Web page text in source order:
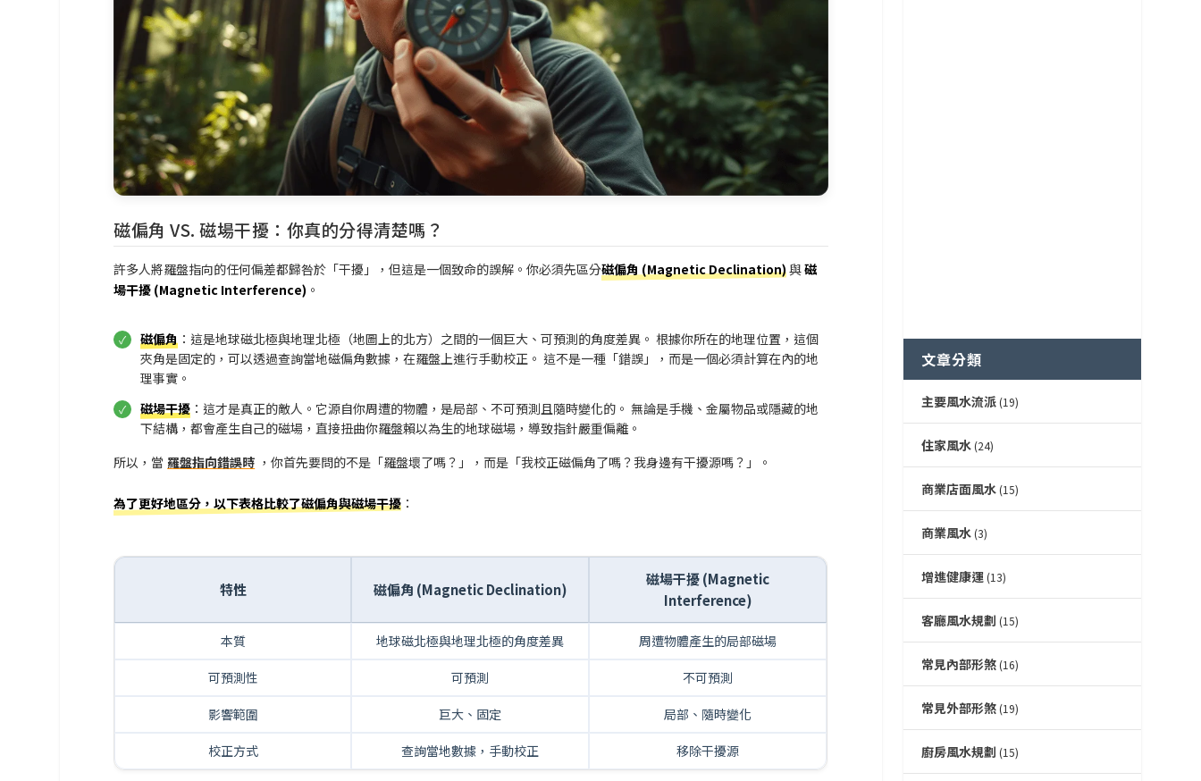
磁偏角 VS. 磁場干擾：你真的分得清楚嗎？
許多人將羅盤指向的任何偏差都歸咎於「干擾」，但這是一個致命的誤解。你必須先區分磁偏角 (Magnetic Declination)與磁
場干擾 (Magnetic Interference) 。
磁偏角 ：這是地球磁北極與地理北極（地圖上的北方）之間的一個巨大、可預測的角度差異。 根據你所在的地理位置，這個
夾角是固定的，可以透過查詢當地磁偏角數據，在羅盤上進行手動校正。 這不是一種「錯誤」，而是一個必須計算在內的地
理事實。
磁場干擾 ：這才是真正的敵人。它源自你周遭的物體，是局部、不可預測且隨時變化的。 無論是手機、金屬物品或隱藏的地
下結構，都會產生自己的磁場，直接扭曲你羅盤賴以為生的地球磁場，導致指針嚴重偏離。
所以，當 羅盤指向錯誤時 ，你首先要問的不是「羅盤壞了嗎？」，而是「我校正磁偏角了嗎？我身邊有干擾源嗎？」。
為了更好地區分，以下表格比較了磁偏角與磁場干擾 ：
特性 磁偏角 (Magnetic Declination)
磁場干擾 (Magnetic
Interference)
本質 地球磁北極與地理北極的角度差異 周遭物體產生的局部磁場
可預測性 可預測 不可預測
影響範圍 巨大、固定 局部、隨時變化
校正方式 查詢當地數據，手動校正 移除干擾源
文章分類
主要風水流派(19)
住家風水(24)
商業店面風水(15)
商業風水(3)
增進健康運(13)
客廳風水規劃 (15)
常見內部形煞(16)
常見外部形煞(19)
廚房風水規劃 (15)